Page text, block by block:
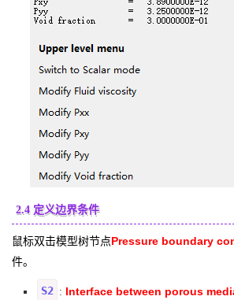
2.4 定义边界条件
鼠标双击模型树节点Pressure boundary
件。
S2 : Interface between porous